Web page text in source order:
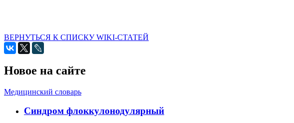
ВЕРНУТЬСЯ К СПИСКУ WIKI-СТАТЕЙ
Новое на сайте
Медицинский словарь
Cиндром флоккулонодулярный